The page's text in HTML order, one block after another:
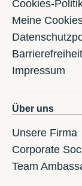
Cookies-
Meine
Barrierefreiheit
Impressum
Über uns
Unsere Firma
Corporate
Team